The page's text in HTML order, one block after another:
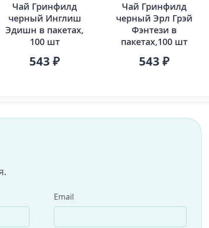
Чай Гринфилд
черный Инглиш
Эдишн в пакетах,
100 шт
543 ₽
Чай Гринфилд
черный Эрл Грэй
Фэнтези в
пакетах,100 шт
543 ₽
Email